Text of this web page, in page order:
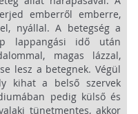
emberről emberre,
nyállal. A betegség a
lappangási idő után
magas lázzal,
lesz a betegnek. Végül
kihat a belső szervek
pedig külső és
tünetmentes, akkor